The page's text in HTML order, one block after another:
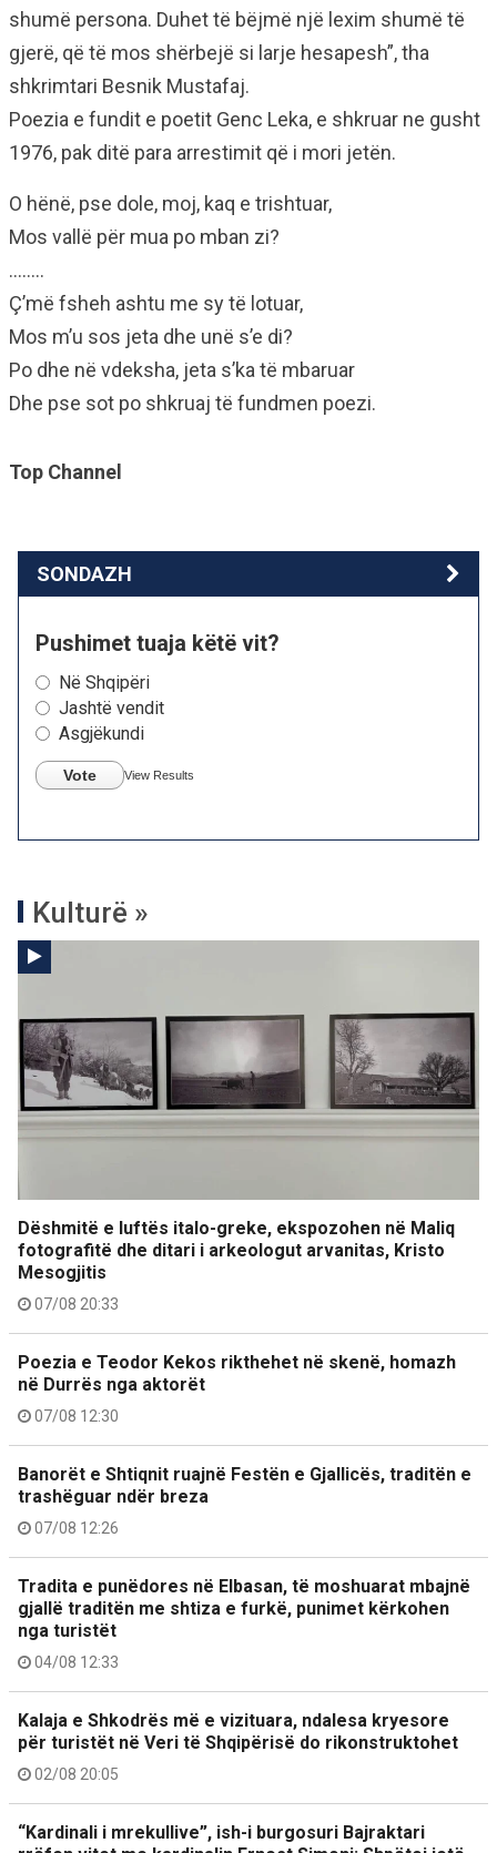
shumë persona. Duhet të bëjmë një lexim shumë të
gjerë, që të mos shërbejë si larje hesapesh”, tha
shkrimtari Besnik Mustafaj.
Poezia e fundit e poetit Genc Leka, e shkruar ne gusht
1976, pak ditë para arrestimit që i mori jetën.
O hënë, pse dole, moj, kaq e trishtuar,
Mos vallë për mua po mban zi?
……..
Ç’më fsheh ashtu me sy të lotuar,
Mos m’u sos jeta dhe unë s’e di?
Po dhe në vdeksha, jeta s’ka të mbaruar
Dhe pse sot po shkruaj të fundmen poezi.
Top Channel
SONDAZH
Pushimet tuaja këtë vit?
Në Shqipëri
Jashtë vendit
Asgjëkundi
Vote View Results
Kulturë »
Dëshmitë e luftës italo-greke, ekspozohen në Maliq
fotografitë dhe ditari i arkeologut arvanitas, Kristo
Mesogjitis
07/08 20:33
Poezia e Teodor Kekos rikthehet në skenë, homazh
në Durrës nga aktorët
07/08 12:30
Banorët e Shtiqnit ruajnë Festën e Gjallicës, traditën e
trashëguar ndër breza
07/08 12:26
Tradita e punëdores në Elbasan, të moshuarat mbajnë
gjallë traditën me shtiza e furkë, punimet kërkohen
nga turistët
04/08 12:33
Kalaja e Shkodrës më e vizituara, ndalesa kryesore
për turistët në Veri të Shqipërisë do rikonstruktohet
02/08 20:05
“Kardinali i mrekullive”, ish-i burgosuri Bajraktari